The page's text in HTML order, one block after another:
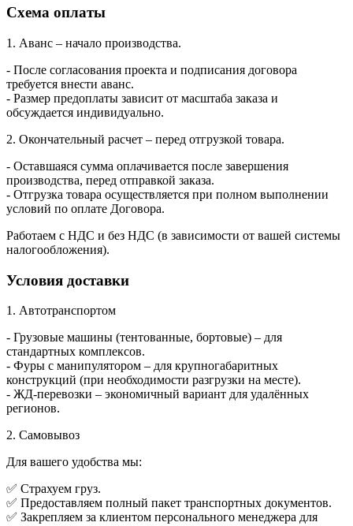
Схема оплаты
1. Аванс – начало производства.
- После согласования проекта и подписания договора
требуется внести аванс.
- Размер предоплаты зависит от масштаба заказа и
обсуждается индивидуально.
2. Окончательный расчет – перед отгрузкой товара.
- Оставшаяся сумма оплачивается после завершения
производства, перед отправкой заказа.
- Отгрузка товара осуществляется при полном выполнении
условий по оплате Договора.
Работаем с НДС и без НДС (в зависимости от вашей системы
налогообложения).
Условия доставки
1. Автотранспортом
- Грузовые машины (тентованные, бортовые) – для
стандартных комплексов.
- Фуры с манипулятором – для крупногабаритных
конструкций (при необходимости разгрузки на месте).
- ЖД-перевозки – экономичный вариант для удалённых
регионов.
2. Самовывоз
Для вашего удобства мы:
✅ Страхуем груз.
✅ Предоставляем полный пакет транспортных документов.
✅ Закрепляем за клиентом персонального менеджера для